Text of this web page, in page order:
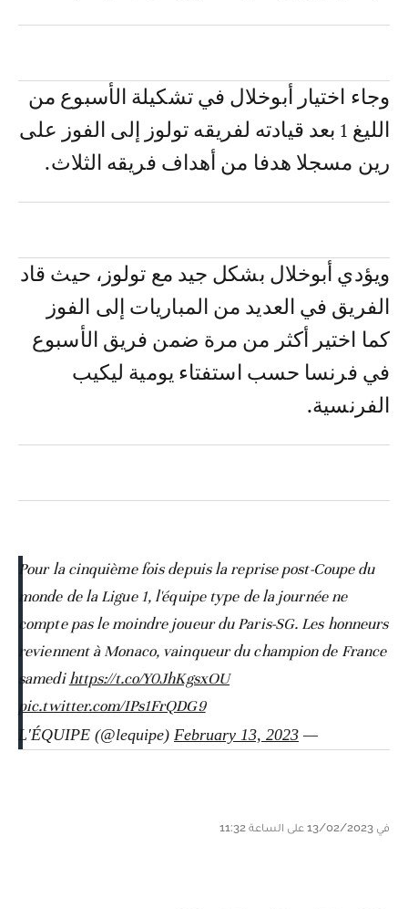
وجاء اختيار أبوخلال في تشكيلة الأسبوع من
الليغ 1 بعد قيادته لفريقه تولوز إلى الفوز على
رين مسجلا هدفا من أهداف فريقه الثلاث.
ويؤدي أبوخلال بشكل جيد مع تولوز، حيث قاد
الفريق في العديد من المباريات إلى الفوز
كما اختير أكثر من مرة ضمن فريق الأسبوع
في فرنسا حسب استفتاء يومية ليكيب
الفرنسية.
Pour la cinquième fois depuis la reprise post-Coupe du
monde de la Ligue 1, l'équipe type de la journée ne
compte pas le moindre joueur du Paris-SG. Les honneurs
reviennent à Monaco, vainqueur du champion de France
samedihttps://t.co/Y0JhKgsxOU
pic.twitter.com/IPs1FrQDG9
— L'ÉQUIPE (@lequipe)
February 13, 2023
في 13/02/2023 على الساعة 11:32